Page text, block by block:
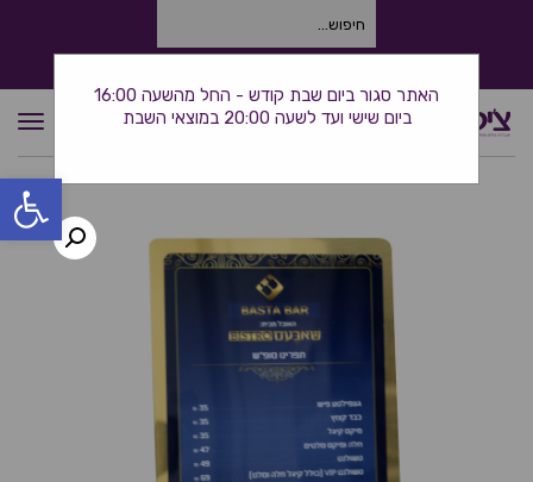
פתח
האתר סגור ביום שבת קודש - החל מהשעה 16:00
ביום שישי ועד לשעה 20:00 במוצאי השבת